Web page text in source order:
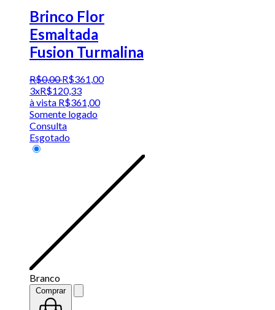
Brinco Flor
Esmaltada
Fusion Turmalina
R$0,00 R$361,00
3xR$120,33
à vista R$361,00
Somente logado
Consulta
Esgotado
Branco
Comprar